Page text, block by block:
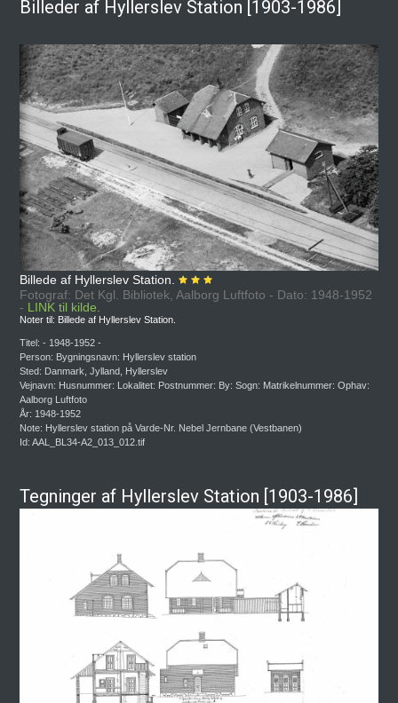
Billeder af Hyllerslev Station [1903-1986]
Billede af Hyllerslev Station.
Fotograf: Det Kgl. Bibliotek, Aalborg Luftfoto - Dato: 1948-1952
- LINK til kilde.
Noter til: Billede af Hyllerslev Station.
Titel: - 1948-1952 -
Person: Bygningsnavn: Hyllerslev station
Sted: Danmark, Jylland, Hyllerslev
Vejnavn: Husnummer: Lokalitet: Postnummer: By: Sogn: Matrikelnummer: Ophav:
Aalborg Luftfoto
År: 1948-1952
Note: Hyllerslev station på Varde-Nr. Nebel Jernbane (Vestbanen)
Id: AAL_BL34-A2_013_012.tif
Tegninger af Hyllerslev Station [1903-1986]